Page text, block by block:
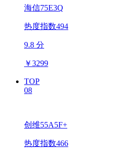
海信75E3Q
热度指数494
9.8 分
￥3299
TOP
08
创维55A5F+
热度指数466